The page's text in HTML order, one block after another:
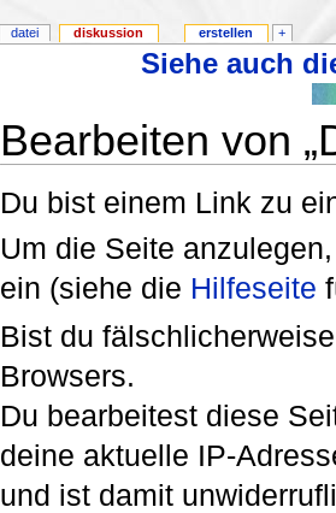
Siehe auch
Bearbeiten von
Du bist einem Link zu
Um die Seite
ein (siehe die Hilfeseite
Bist du
Browsers.
Du bearbeitest diese
deine aktuelle IP-
und ist damit
datei diskussion erstellen +